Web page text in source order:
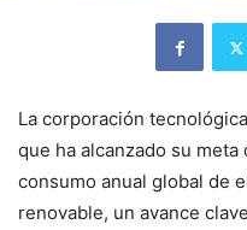
La corporación tecnológica
que ha alcanzado su meta
consumo anual global de
renovable, un avance